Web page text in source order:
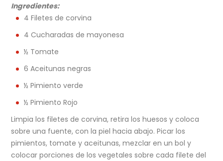
Ingredientes:
4 Filetes de corvina
4 Cucharadas de mayonesa
½ Tomate
6 Aceitunas negras
½ Pimiento verde
½ Pimiento Rojo
Limpia los filetes de corvina, retira los huesos y coloca
sobre una fuente, con la piel hacia abajo. Picar los
pimientos, tomate y aceitunas, mezclar en un bol y
colocar porciones de los vegetales sobre cada filete del